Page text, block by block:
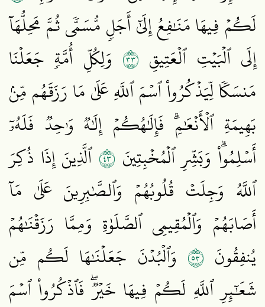
لَكُمۡ فِيهَا مَنَٰفِعُ إِلَىٰٓ أَجَلٖ مُّسَمّٗى ثُمَّ مَحِلُّهَآ
إِلَى ٱلۡبَيۡتِ ٱلۡعَتِيقِ ٣٣ وَلِكُلِّ أُمَّةٖ جَعَلۡنَا
مَنسَكٗا لِّيَذۡكُرُواْ ٱسۡمَ ٱللَّهِ عَلَىٰ مَا رَزَقَهُم مِّنۢ
بَهِيمَةِ ٱلۡأَنۡعَٰمِۗ فَإِلَٰهُكُمۡ إِلَٰهٞ وَٰحِدٞ فَلَهُۥٓ
أَسۡلِمُواْۗ وَبَشِّرِ ٱلۡمُخۡبِتِينَ ٣٤ ٱلَّذِينَ إِذَا ذُكِرَ
ٱللَّهُ وَجِلَتۡ قُلُوبُهُمۡ وَٱلصَّٰبِرِينَ عَلَىٰ مَآ
أَصَابَهُمۡ وَٱلۡمُقِيمِي ٱلصَّلَوٰةِ وَمِمَّا رَزَقۡنَٰهُمۡ
يُنفِقُونَ ٣٥ وَٱلۡبُدۡنَ جَعَلۡنَٰهَا لَكُم مِّن
شَعَٰٓئِرِ ٱللَّهِ لَكُمۡ فِيهَا خَيۡرٞۖ فَٱذۡكُرُواْ ٱسۡمَ